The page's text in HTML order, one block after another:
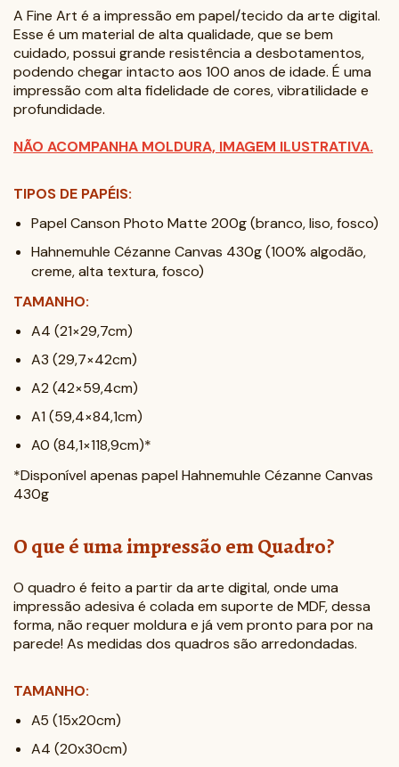
A Fine Art é a impressão em papel/tecido da arte digital.
Esse é um material de alta qualidade, que se bem
cuidado, possui grande resistência a desbotamentos,
podendo chegar intacto aos 100 anos de idade. É uma
impressão com alta fidelidade de cores, vibratilidade e
profundidade.
NÃO ACOMPANHA MOLDURA, IMAGEM ILUSTRATIVA.
TIPOS DE PAPÉIS:
Papel Canson Photo Matte 200g (branco, liso, fosco)
Hahnemuhle Cézanne Canvas 430g (100% algodão,
creme, alta textura, fosco)
TAMANHO:
A4 (21×29,7cm)
A3 (29,7×42cm)
A2 (42×59,4cm)
A1 (59,4×84,1cm)
A0 (84,1×118,9cm)*
*Disponível apenas papel Hahnemuhle Cézanne Canvas
430g
O que é uma impressão em Quadro?
O quadro é feito a partir da arte digital, onde uma
impressão adesiva é colada em suporte de MDF, dessa
forma, não requer moldura e já vem pronto para por na
parede! As medidas dos quadros são arredondadas.
TAMANHO:
A5 (15x20cm)
A4 (20x30cm)